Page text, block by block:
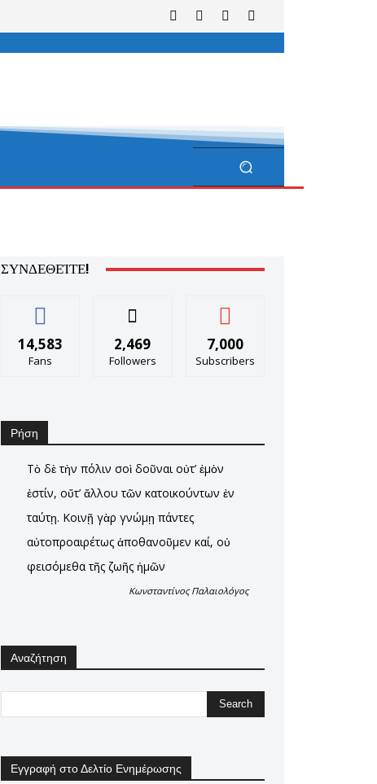
ΣΥΝΔΕΘΕΊΤΕ!
14,583
Fans
2,469
Followers
7,000
Subscribers
Ρήση
Τὸ δὲ τὴν πόλιν σοὶ δοῦναι οὐτ’ ἐμὸν
ἐστίν, οὔτ’ ἄλλου τῶν κατοικούντων ἐν
ταύτῃ. Κοινῇ γὰρ γνώμῃ πάντες
αὐτοπροαιρέτως ἀποθανοῦμεν καί, οὐ
φεισόμεθα τῆς ζωῆς ἡμῶν
Κωνσταντίνος Παλαιολόγος
Αναζήτηση
Εγγραφή στο Δελτίο Ενημέρωσης